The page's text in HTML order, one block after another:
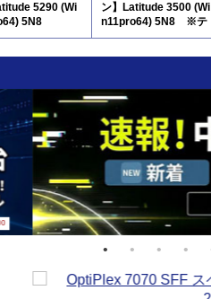
5290 (Wi
5N8
ン】Latitude 3500 (Wi
n11pro64) 5N8 ※テ
ンキー付